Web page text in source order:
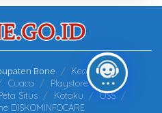
Bone
Kecamatan
Cuaca
Playstore
Situs Kotaku
OSS
DISKOMINFOCARE